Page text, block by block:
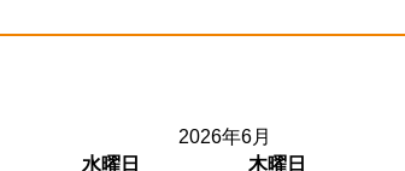
2026年6月
水曜日 木曜日